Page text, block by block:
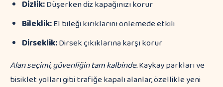
Dizlik:Düşerken diz kapağınızı korur
Bileklik:El bileği kırıklarını önlemede etkili
Dirseklik:Dirsek çıkıklarına karşı korur
Alan seçimi, güvenliğin tam kalbinde.Kaykay parkları ve
bisiklet yolları gibi trafiğe kapalı alanlar, özellikle yeni